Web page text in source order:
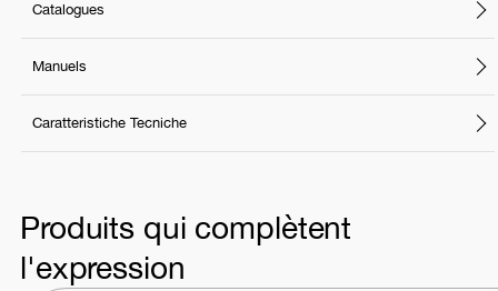
Catalogues
Manuels
Caratteristiche Tecniche
Produits qui complètent
l'expression